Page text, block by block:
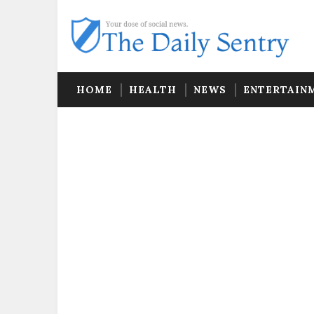
HOME HEALTH NEWS